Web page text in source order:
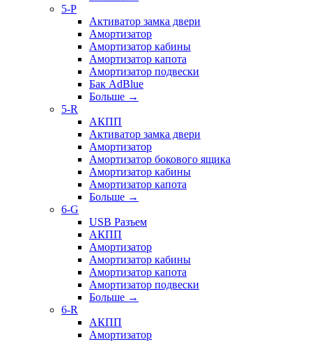
5-P
Активатор замка двери
Амортизатор
Амортизатор кабины
Амортизатор капота
Амортизатор подвески
Бак AdBlue
Больше →
5-R
АКПП
Активатор замка двери
Амортизатор
Амортизатор бокового ящика
Амортизатор кабины
Амортизатор капота
Больше →
6-G
USB Разъем
АКПП
Амортизатор
Амортизатор кабины
Амортизатор капота
Амортизатор подвески
Больше →
6-R
АКПП
Амортизатор